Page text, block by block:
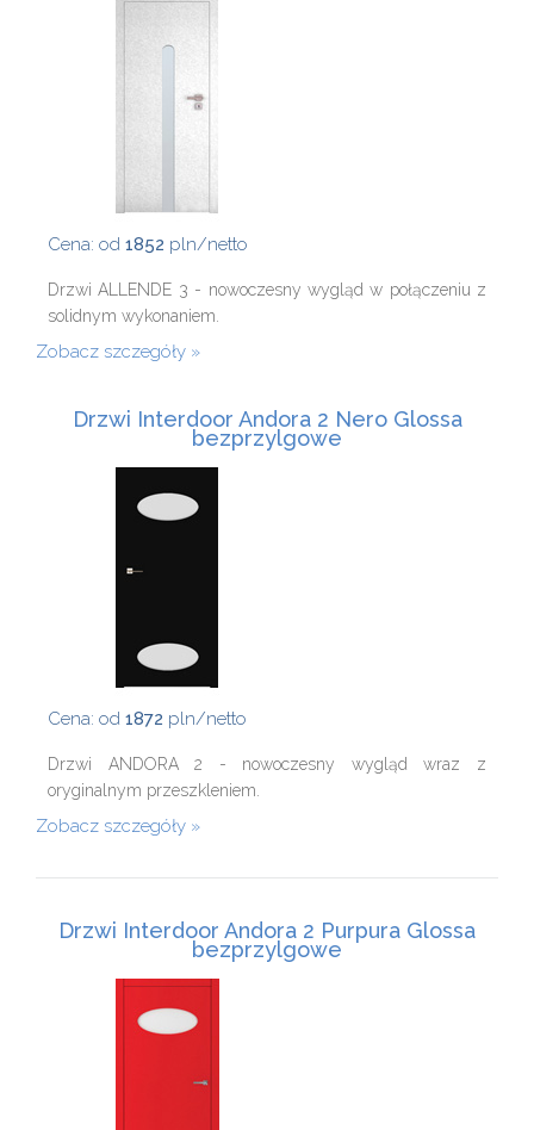
Cena: od 1852 pln/netto
Drzwi ALLENDE 3 - nowoczesny wygląd w połączeniu z
solidnym wykonaniem.
Zobacz szczegóły
Drzwi Interdoor Andora 2 Nero Glossa
bezprzylgowe
Cena: od 1872 pln/netto
Drzwi ANDORA 2 - nowoczesny wygląd wraz z
oryginalnym przeszkleniem.
Zobacz szczegóły
Drzwi Interdoor Andora 2 Purpura Glossa
bezprzylgowe